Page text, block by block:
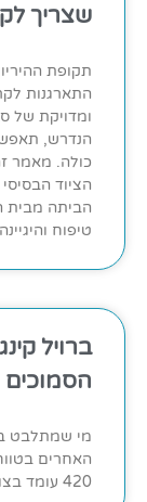
שצריך
תקופת
התארגנות
ומדויקת של
הנדרש,
כולה. מאמר
הציוד
הביתה מבית
טיפוח
420 עומד בצומת מעניין וייחודי בתוך הקטלוג של